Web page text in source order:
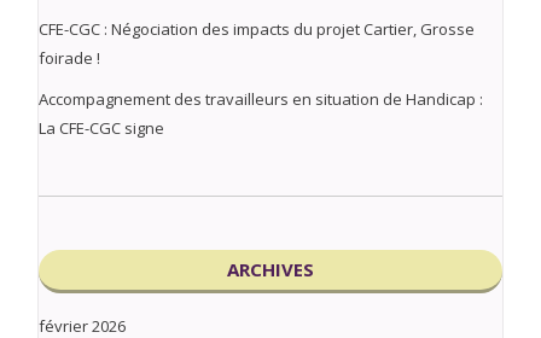
CFE-CGC : Négociation des impacts du projet Cartier, Grosse
foirade !
Accompagnement des travailleurs en situation de Handicap :
La CFE-CGC signe
ARCHIVES
février 2026